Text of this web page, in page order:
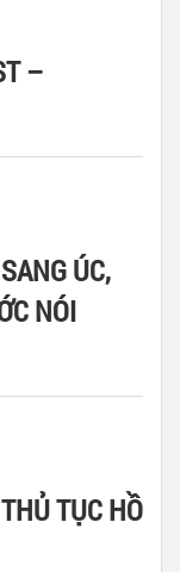
–
ÚC,
NÓI
TỤC HỒ